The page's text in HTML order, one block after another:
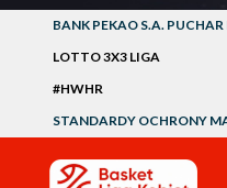
BANK PEKAO S.A.
LOTTO 3X3 LIGA
#HWHR
STANDARDY OCHRONY